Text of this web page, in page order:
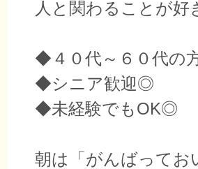
人と関わることが
◆４０代～６０代の
◆シニア歓迎◎
◆未経験でもOK◎
朝は「がんばってお